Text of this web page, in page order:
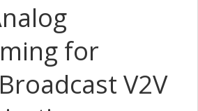
for
V2V